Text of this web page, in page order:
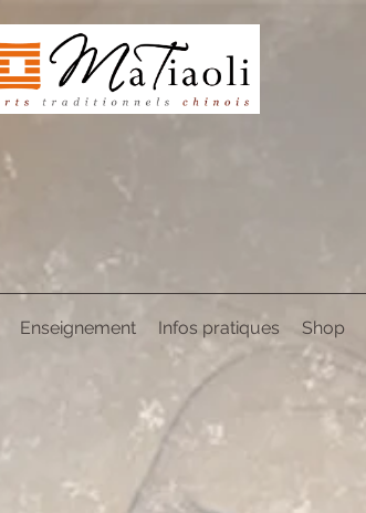
Enseignement Infos pratiques Shop